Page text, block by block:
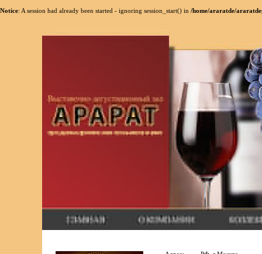
Notice: A session had already been started - ignoring session_start() in /home/araratde/